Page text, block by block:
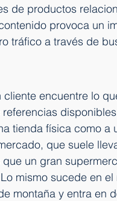
de productos
provoca un
tráfico a través de
encuentre lo
tienda física como a
que suele
un gran
mismo sucede en
montaña y entra en